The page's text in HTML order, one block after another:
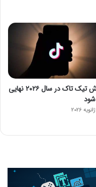
فروش تیک تاک در سال ۲۰۲۶ نهایی